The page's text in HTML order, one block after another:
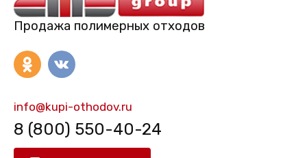
Продажа полимерных отходов
info@kupi-othodov.ru
8 (800) 550-40-24